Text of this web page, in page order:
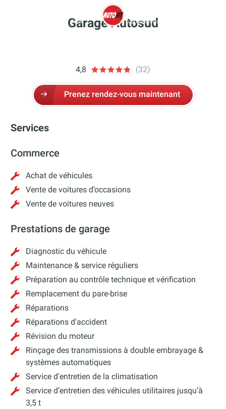
Jobs À propos d’Autofit – autofit
Garage Autosud
4,8 (32)
Prenez rendez-vous maintenant
Services
Commerce
Achat de véhicules
Vente de voitures d’occasions
Vente de voitures neuves
Prestations de garage
Diagnostic du véhicule
Maintenance & service réguliers
Préparation au contrôle technique et vérification
Remplacement du pare-brise
Réparations
Réparations d'accident
Révision du moteur
Rinçage des transmissions à double embrayage &
systèmes automatiques
Service d'entretien de la climatisation
Service d’entretien des véhicules utilitaires jusqu’à
3,5 t